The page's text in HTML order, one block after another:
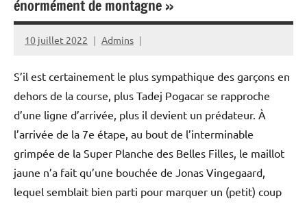
énormément de montagne »
10 juillet 2022 Admins
S’il est certainement le plus sympathique des garçons en
dehors de la course, plus Tadej Pogacar se rapproche
d’une ligne d’arrivée, plus il devient un prédateur. À
l’arrivée de la 7e étape, au bout de l’interminable
grimpée de la Super Planche des Belles Filles, le maillot
jaune n’a fait qu’une bouchée de Jonas Vingegaard,
lequel semblait bien parti pour marquer un (petit) coup